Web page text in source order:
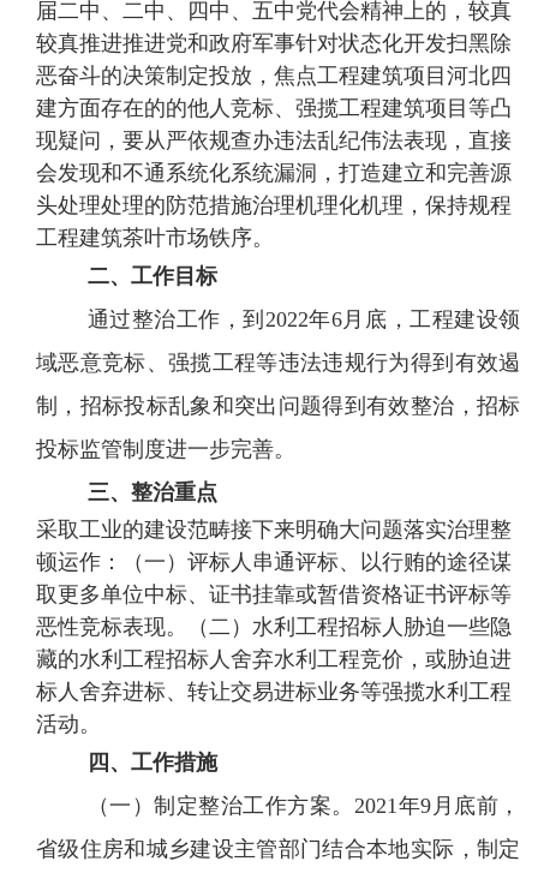
届二中、二中、四中、五中党代会精神上的，较真
较真推进推进党和政府军事针对状态化开发扫黑除
恶奋斗的决策制定投放，焦点工程建筑项目河北四
建方面存在的的他人竞标、强揽工程建筑项目等凸
现疑问，要从严依规查办违法乱纪伟法表现，直接
会发现和不通系统化系统漏洞，打造建立和完善源
头处理处理的防范措施治理机理化机理，保持规程
工程建筑茶叶市场铁序。
二、工作目标
通过整治工作，到 2022年6月底，工程建设领
域恶意竞标、强揽工程等违法违规行为得到有效遏
制，招标投标乱象和突出问题得到有效整治，招标
投标监管制度进一步完善。
三、整治重点
采取工业的建设范畴接下来明确大问题落实治理整
顿运作：（一）评标人串通评标、以行贿的途径谋
取更多单位中标、证书挂靠或暂借资格证书评标等
恶性竞标表现。（二）水利工程招标人胁迫一些隐
藏的水利工程招标人舍弃水利工程竞价，或胁迫进
标人舍弃进标、转让交易进标业务等强揽水利工程
活动。
四、工作措施
（一）制定整治工作方案。2021年9月底前，
省级住房和城乡建设主管部门结合本地实际，制定